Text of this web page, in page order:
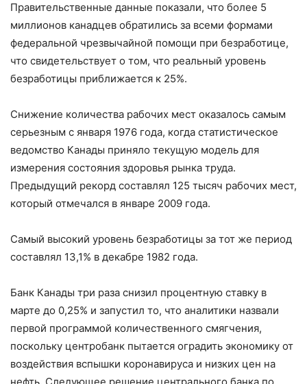
Правительственные данные показали, что более 5
миллионов канадцев обратились за всеми формами
федеральной чрезвычайной помощи при безработице,
что свидетельствует о том, что реальный уровень
безработицы приближается к 25%.
Снижение количества рабочих мест оказалось самым
серьезным с января 1976 года, когда статистическое
ведомство Канады приняло текущую модель для
измерения состояния здоровья рынка труда.
Предыдущий рекорд составлял 125 тысяч рабочих мест,
который отмечался в январе 2009 года.
Самый высокий уровень безработицы за тот же период
составлял 13,1% в декабре 1982 года.
Банк Канады три раза снизил процентную ставку в
марте до 0,25% и запустил то, что аналитики назвали
первой программой количественного смягчения,
поскольку центробанк пытается оградить экономику от
воздействия вспышки коронавируса и низких цен на